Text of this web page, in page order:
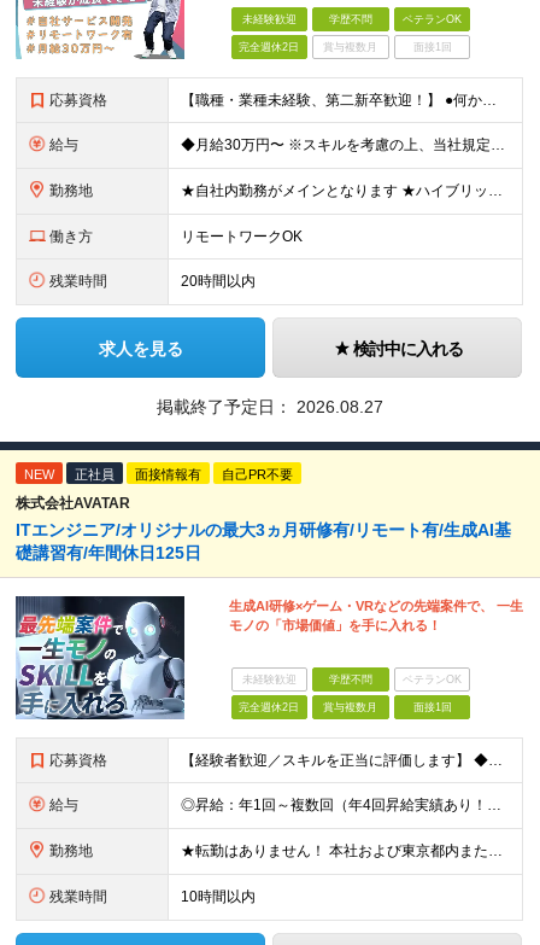
未経験歓迎 学歴不問 ベテランOK
完全週休2日 賞与複数月 面接1回
応募資格 【職種・業種未経験、第二新卒歓迎！】 ●何かしらの社会人経験をお持ちの方 ※学歴不問 ＜こんな方にピッタリです！＞ ●稀有なスキルや知識を習得したい方 ●世界基準で使われる技術を身に付けたい方 ●最
給与 ◆月給30万円〜 ※スキルを考慮の上、当社規定により優遇いたします ※試用期間3ヶ月あり（給与・待遇は変わりません） ※上記の給与には固定残業代40時間分（71,429円～）を含みます。超過分は別途
勤務地 ★自社内勤務がメインとなります ★ハイブリッド型の勤務形態です（月の半分は出社、残りの半分はリモートワーク） ┗未経験スタートの場合、プロジェクトや成長に応じてリモートワークを行います ※案件によって
働き方 リモートワークOK
残業時間 20時間以内
求人を見る 検討中に入れる
掲載終了予定日： 2026.08.27
NEW 正社員 面接情報有 自己PR不要
株式会社AVATAR
ITエンジニア/オリジナルの最大3ヵ月研修有/リモート有/生成AI基
礎講習有/年間休日125日
生成AI研修×ゲーム・VRなどの先端案件で、 一生
モノの「市場価値」を手に入れる！
未経験歓迎 学歴不問 ベテランOK
完全週休2日 賞与複数月 面接1回
応募資格 【経験者歓迎／スキルを正当に評価します】 ◆学歴不問 ◆ITエンジニアとしての実務経験をお持ちの方（年数・分野不問） 「今の環境ではスキルアップの実感がない」 「もっと幅広い技術に挑戦したい」 「
給与 ◎昇給：年1回～複数回（年4回昇給実績あり！） ◎1000万円以上も可／20代後半で複数在籍！ 【ITエンジニア業務経験者】 ◆月給30万円～80万円(固定残業代含む)＋各種手当 ※経験者は試用期間
勤務地 ★転勤はありません！ 本社および東京都内または 首都圏を中心とするプロジェクト先での勤務となります。 ※勤務地選択可 ※希望は最大限考慮します ※入社後の転居を伴う転勤なし ◆本社オフィス 東京都
残業時間 10時間以内